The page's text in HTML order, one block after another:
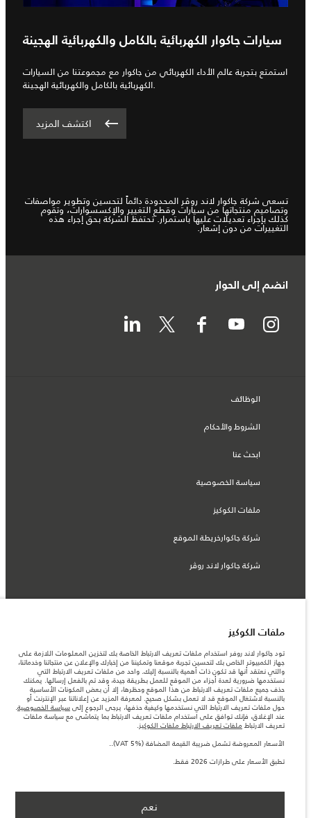
سيارات جاكوار الكهربائية بالكامل والكهربائية الهجينة
استمتع بتجربة عالم الأداء الكهربائي من جاكوار مع مجموعتنا من السيارات
الكهربائية بالكامل والكهربائية الهجينة.
اكتشف المزيد
تسعى شركة جاكوار لاند روڤر المحدودة دائماً لتحسين وتطوير مواصفات
وتصاميم منتجاتها من سيارات وقطع التغيير والإكسسوارات، وتقوم
كذلك بإجراء تعديلات عليها باستمرار. تحتفظ الشركة بحق إجراء هذه
التغييرات من دون إشعار.
انضم إلى الحوار
الوظائف
الشروط والأحكام
ابحث عنا
سياسة الخصوصية
ملفات الكوكيز
شركة جاكوارخريطة الموقع
شركة جاكوار لاند روڤر
عمان, محسن حيدر درويش ش.م.م
المعلومات والمواصفات والأسعار والألوان المذكورة على هذا الموقع قد تختلف من بلد إلى
آخر، كما أنّها قد تتغير بدون إشعار مسبق. الرجاء التواصل مع وكيلنا المحلي للتأكد من توفّرها
والتحقق من الأسعار.
الأرقام المقدمة هي نتيجة لاختبارات المصنع الرسمية وفقاً لتشريعات الاتحاد الأوروبي. قد
يتباين استهلك الوقود الفعلي للمركبة عن ذلك المتحقق في تلك الاختبارات كما أن هذه
الأرقام بغرض المقارنة فحسب.
ملاحظة مهمة حول الصور والمواصفات. إن النقص العالمي في أشباه الموصلات يؤثر حاليًا
في مواصفات تصميم السيارات وتوفر الخيارات وتوقيتات التصاميم. هذا ظرف ديناميكي
للغاية، ونتيجة لذلك، قد لا تمثّل الصور المستخدَمة ضمن موقع الويب حاليًا المواصفات الحالية
بالكامل بالنسبة إلى الميزات والخيارات والحلية ومجموعات الألوان. يرجى استشارة وكيلك الذي
الأسعار المعروضة تشمل ضريبة القيمة المضافة (VAT 5%).
ملفات الكوكيز
تود جاكوار لاند روفر استخدام ملفات تعريف الارتباط الخاصة بك لتخزين المعلومات اللازمة على
جهاز الكمبيوتر الخاص بك لتحسين تجربة موقعنا وتمكيننا من إخبارك والإعلان عن منتجاتنا وخدماتنا،
والتي نعتقد أنها قد تكون ذات أهمية بالنسبة إليك. واحد من ملفات تعريف الارتباط التي
نستخدمها ضرورية لعدة أجزاء من الموقع للعمل بطريقة جيدة، وقد تم بالفعل إرسالها. يمكنك
حذف جميع ملفات تعريف الارتباط من هذا الموقع وحظرها، إلا أن بعض المكونات الأساسية
بالنسبة لاشتغال الموقع قد لا تعمل بشكل صحيح. لمعرفة المزيد عن إعلاناتنا عبر الإنترنت أو
حول ملفات تعريف الارتباط التي نستخدمها وكيفية حذفها، يرجى الرجوع إلى سياسة الخصوصية.
عند الإغلاق، فإنك توافق على استخدام ملفات تعريف الارتباط بما يتماشى مع سياسة ملفات
تعريف الارتباط ملفات تعريف الارتباط ملفات الكوكيز.
الأسعار المعروضة تشمل ضريبة القيمة المضافة (VAT 5%)..
تطبق الأسعار على طرازات 2026 فقط.
نعم